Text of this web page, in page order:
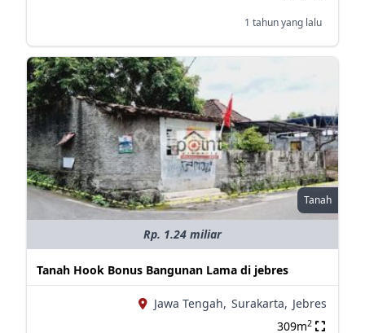
1 tahun yang lalu
Tanah
Rp. 1.24 miliar
Tanah Hook Bonus Bangunan Lama di jebres
Jawa Tengah, Surakarta, Jebres
309m2